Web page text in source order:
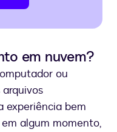
em nuvem?
ou
experiência bem
algum momento,